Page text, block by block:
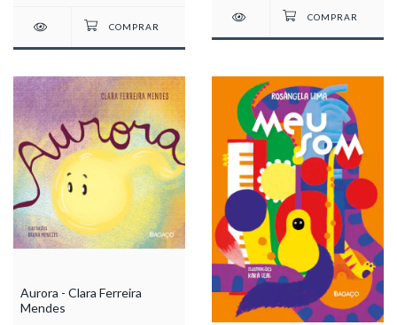
Aurora - Clara Ferreira
Mendes